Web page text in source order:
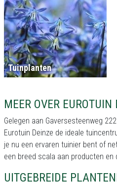
Tuinplanten
MEER OVER EUROTUIN
Gelegen aan Gaversesteenweg
Eurotuin Deinze de ideale
je nu een ervaren tuinier bent of
een breed scala aan producten en
UITGEBREIDE